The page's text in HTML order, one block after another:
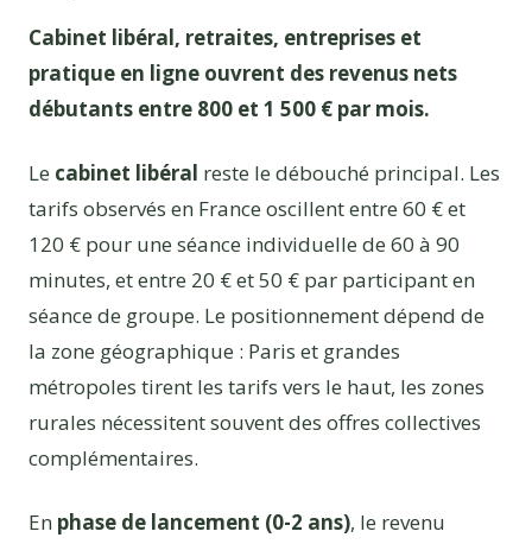
Cabinet libéral, retraites, entreprises et
pratique en ligne ouvrent des revenus nets
débutants entre 800 et 1 500 € par mois.
Le cabinet libéral reste le débouché principal. Les
tarifs observés en France oscillent entre 60 € et
120 € pour une séance individuelle de 60 à 90
minutes, et entre 20 € et 50 € par participant en
séance de groupe. Le positionnement dépend de
la zone géographique : Paris et grandes
métropoles tirent les tarifs vers le haut, les zones
rurales nécessitent souvent des offres collectives
complémentaires.
En phase de lancement (0-2 ans), le revenu